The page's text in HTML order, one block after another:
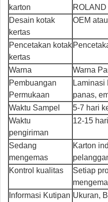
karton
Desain kotak
kertas
OEM
Pencetakan kotak
kertas
Warna
Warna
Pembuangan
Permukaan
Laminasi
panas,
Waktu Sampel
5-7 hari
Waktu
pengiriman
12-15
Sedang
mengemas
Karton
Kontrol kualitas
Setiap
Informasi Kutipan Ukuran,